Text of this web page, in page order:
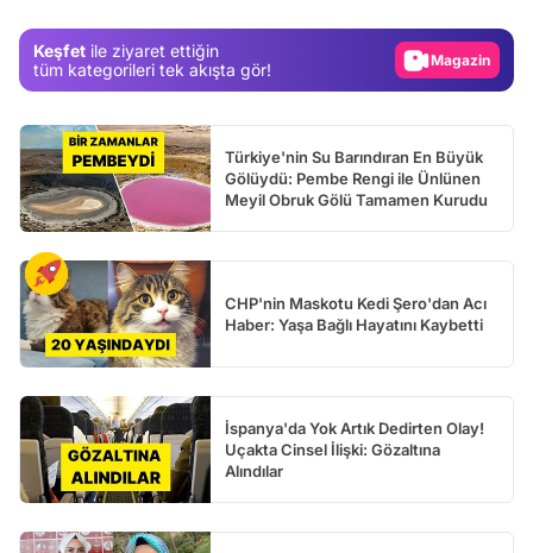
Keşfet ile ziyaret ettiğin
tüm kategorileri tek akışta gör!
Video
Türkiye'nin Su Barındıran En Büyük
Gölüydü: Pembe Rengi ile Ünlünen
Meyil Obruk Gölü Tamamen Kurudu
CHP'nin Maskotu Kedi Şero'dan Acı
Haber: Yaşa Bağlı Hayatını Kaybetti
İspanya'da Yok Artık Dedirten Olay!
Uçakta Cinsel İlişki: Gözaltına
Alındılar